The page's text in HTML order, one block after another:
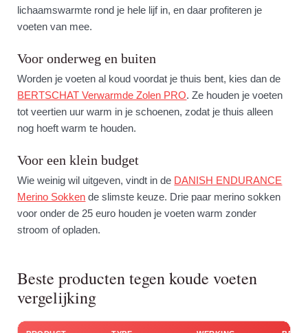
lichaamswarmte rond je hele lijf in, en daar profiteren je
voeten van mee.
Voor onderweg en buiten
Worden je voeten al koud voordat je thuis bent, kies dan de
BERTSCHAT Verwarmde Zolen PRO. Ze houden je voeten
tot veertien uur warm in je schoenen, zodat je thuis alleen
nog hoeft warm te houden.
Voor een klein budget
Wie weinig wil uitgeven, vindt in de DANISH ENDURANCE
Merino Sokken de slimste keuze. Drie paar merino sokken
voor onder de 25 euro houden je voeten warm zonder
stroom of opladen.
Beste producten tegen koude voeten
vergelijking